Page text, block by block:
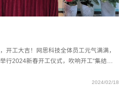
开工大吉！网思科技全体员工元气满满，
行2024新春开工仪式，吹响开工“集结
直前不畏艰。2024，我们同舟共济，再创
2024/02/18